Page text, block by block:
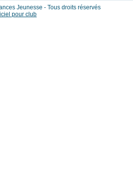
Jeunesse - Tous droits réservés
pour club